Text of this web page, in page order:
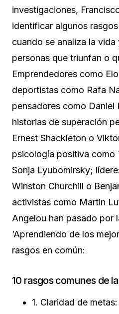
investigaciones,
identificar algunos
cuando se analiza la
personas que triunfan o
Emprendedores como
deportistas como Rafa
pensadores como Daniel
historias de superación
Ernest Shackleton o
psicología positiva como
Sonja Lyubomirsky;
Winston Churchill o
activistas como Martin
Angelou han pasado por
‘Aprendiendo de los
rasgos en común:
10 rasgos comunes de
1. Claridad de